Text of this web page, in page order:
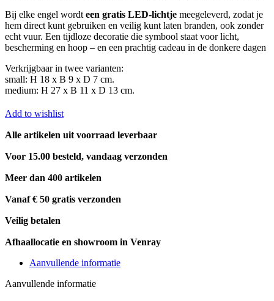
Bij elke engel wordt een gratis LED-lichtje meegeleverd, zodat je
hem direct kunt gebruiken en veilig kunt laten branden, ook zonder
echt vuur. Een tijdloze decoratie die symbool staat voor licht,
bescherming en hoop – en een prachtig cadeau in de donkere dagen
Verkrijgbaar in twee varianten:
small: H 18 x B 9 x D 7 cm.
medium: H 27 x B 11 x D 13 cm.
Add to wishlist
Alle artikelen uit voorraad leverbaar
Voor 15.00 besteld, vandaag verzonden
Meer dan 400 artikelen
Vanaf € 50 gratis verzonden
Veilig betalen
Afhaallocatie en showroom in Venray
Aanvullende informatie
Aanvullende informatie